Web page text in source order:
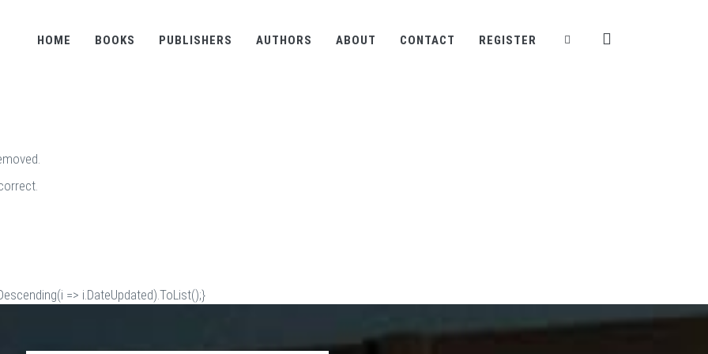
HOME BOOKS PUBLISHERS AUTHORS ABOUT CONTACT REGISTER
=> i.DateUpdated).ToList();}